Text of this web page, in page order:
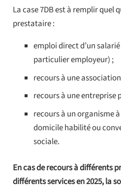
La case 7DB est à remplir quel
prestataire :
emploi direct d’un
particulier employeur) ;
recours à une
recours à une entreprise
recours à un organisme
domicile habilité ou
sociale.
En cas de recours à différents
différents services en 2025, la